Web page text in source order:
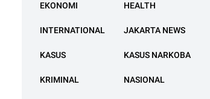
EKONOMI HEALTH
INTERNATIONAL JAKARTA NEWS
KASUS KASUS NARKOBA
KRIMINAL NASIONAL